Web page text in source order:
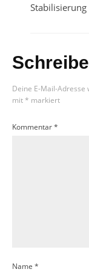
Stabilisierung
Deine E-Mail-
mit* markiert
Kommentar*
Name *